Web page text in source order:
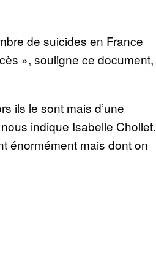
de suicides en France
», souligne ce document,
ils le sont mais d’une
indique Isabelle Chollet.
énormément mais dont on